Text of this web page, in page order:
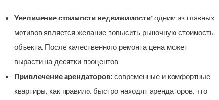
Увеличение стоимости недвижимости:одним из главных
мотивов является желание повысить рыночную стоимость
объекта. После качественного ремонта цена может
вырасти на десятки процентов.
Привлечение арендаторов:современные и комфортные
квартиры, как правило, быстро находят арендаторов, что